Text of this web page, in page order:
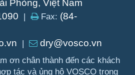
Phòng, Việt Nam
| Fax: (84-
| dry@vosco.vn
ơn chân thành đến các khách
tác và ủng hộ VOSCO trong